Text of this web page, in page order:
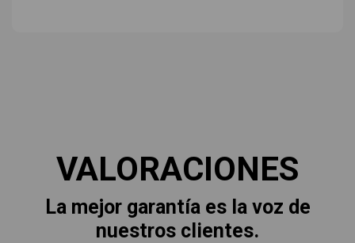
VALORACIONES
La mejor garantía es la voz de
nuestros clientes.